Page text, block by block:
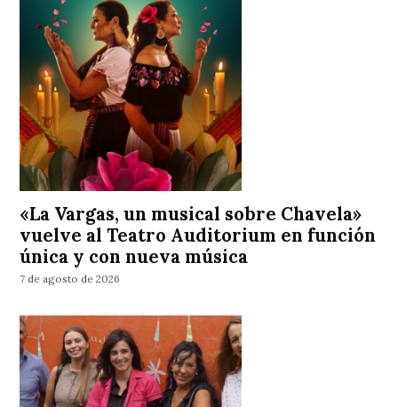
«La Vargas, un musical sobre Chavela»
vuelve al Teatro Auditorium en función
única y con nueva música
7 de agosto de 2026